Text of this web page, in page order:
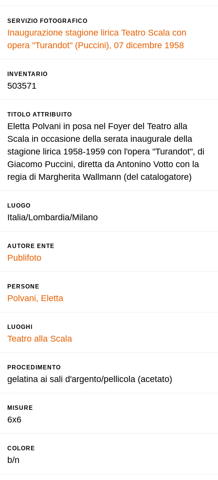
SERVIZIO FOTOGRAFICO
Inaugurazione stagione lirica Teatro Scala con
opera "Turandot" (Puccini), 07 dicembre 1958
INVENTARIO
503571
TITOLO ATTRIBUITO
Eletta Polvani in posa nel Foyer del Teatro alla
Scala in occasione della serata inaugurale della
stagione lirica 1958-1959 con l'opera "Turandot", di
Giacomo Puccini, diretta da Antonino Votto con la
regia di Margherita Wallmann (del catalogatore)
LUOGO
Italia/Lombardia/Milano
AUTORE ENTE
Publifoto
PERSONE
Polvani, Eletta
LUOGHI
Teatro alla Scala
PROCEDIMENTO
gelatina ai sali d'argento/pellicola (acetato)
MISURE
6x6
COLORE
b/n